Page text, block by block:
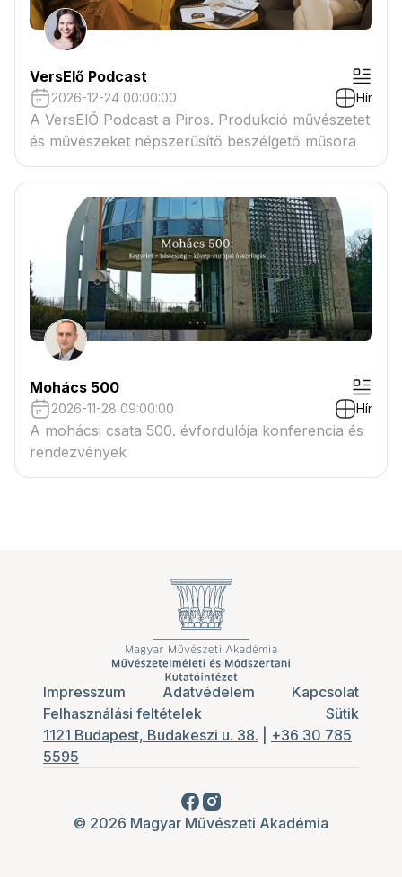
VersElő Podcast
2026-12-24 00:00:00 Hír
A VersElŐ Podcast a Piros. Produkció művészetet
és művészeket népszerűsítő beszélgető műsora
Mohács 500
2026-11-28 09:00:00 Hír
A mohácsi csata 500. évfordulója konferencia és
rendezvények
Impresszum Adatvédelem
Kapcsolat
Felhasználási feltételek
Sütik
1121 Budapest, Budakeszi u. 38.
+36 30 785
5595
© 2026 Magyar Művészeti Akadémia